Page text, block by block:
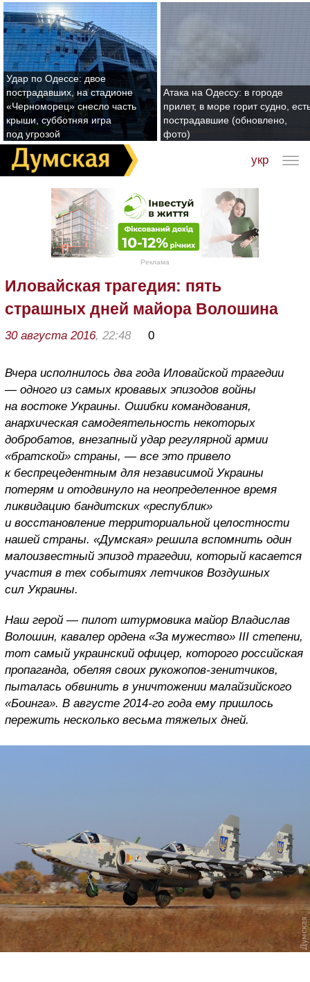
Удар по Одессе: двое
пострадавших, на стадионе
«Черноморец» снесло часть
крыши, субботняя игра
под угрозой
Атака на Одессу: в городе
прилет, в море горит судно,
пострадавшие (обновлено,
фото)
укр
Реклама
Иловайская трагедия: пять
страшных дней майора Волошина
30 августа 2016, 22:48 0
Вчера исполнилось два года Иловайской трагедии
— одного из самых кровавых эпизодов войны
на востоке Украины. Ошибки командования,
анархическая самодеятельность некоторых
добробатов, внезапный удар регулярной армии
«братской» страны, — все это привело
к беспрецедентным для независимой Украины
потерям и отодвинуло на неопределенное время
ликвидацию бандитских «республик»
и восстановление территориальной целостности
нашей страны. «Думская» решила вспомнить один
малоизвестный эпизод трагедии, который касается
участия в тех событиях летчиков Воздушных
сил Украины.
Наш герой — пилот штурмовика майор Владислав
Волошин, кавалер ордена «За мужество» III степени,
тот самый украинский офицер, которого российская
пропаганда, обеляя своих рукожопов-зенитчиков,
пыталась обвинить в уничтожении малайзийского
«Боинга». В августе 2014-го года ему пришлось
пережить несколько весьма тяжелых дней.